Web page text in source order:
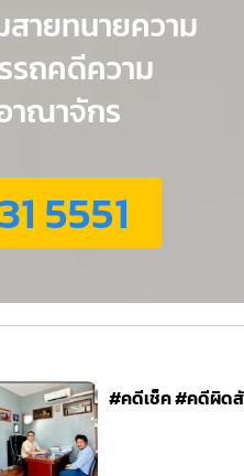
ายทนายความ
รถคดีความ
าณาจักร
5551
#คดีเช็ค #คดีผิด